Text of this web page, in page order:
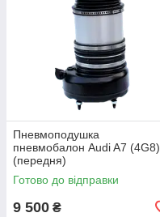
Пневмоподушка
пневмобалон Audi A7 (4G8)
(передня)
Готово до відправки
9 500 ₴